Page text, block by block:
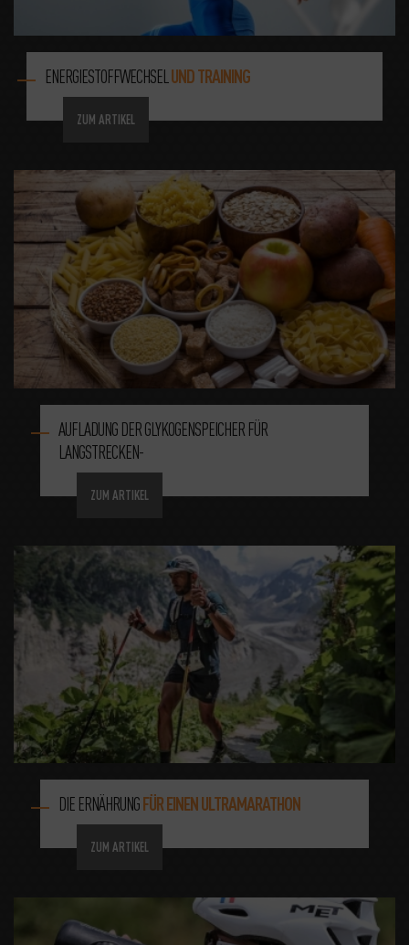
ENERGIESTOFFWECHSEL UND TRAINING
ZUM ARTIKEL
AUFLADUNG DER GLYKOGENSPEICHER FÜR
LANGSTRECKEN-
ZUM ARTIKEL
DIE ERNÄHRUNGFÜR EINEN ULTRAMARATHON
ZUM ARTIKEL